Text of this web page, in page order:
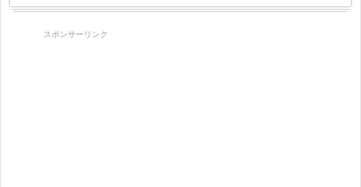
スポンサーリンク